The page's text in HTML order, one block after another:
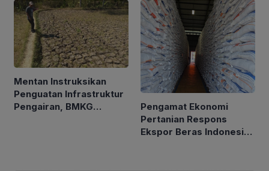
Mentan Instruksikan
Penguatan Infrastruktur
Pengairan, BMKG
Pengamat Ekonomi
Pertanian Respons
Ekspor Beras Indonesia